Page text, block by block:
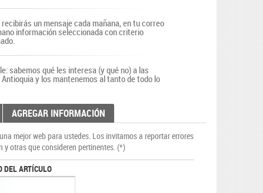
un mensaje cada mañana, en tu correo
información seleccionada con criterio
sabemos qué les interesa (y qué no) a las
y los mantenemos al tanto de todo lo
AGREGAR INFORMACIÓN
mejor web para ustedes. Los invitamos a reportar errores
otras que consideren pertinentes. (*)
DEL ARTÍCULO